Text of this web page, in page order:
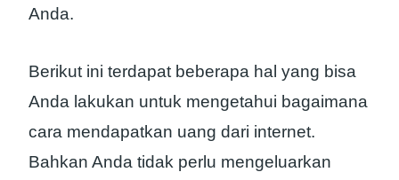
Anda.
Berikut ini terdapat beberapa hal yang bisa
Anda lakukan untuk mengetahui bagaimana
cara mendapatkan uang dari internet.
Bahkan Anda tidak perlu mengeluarkan